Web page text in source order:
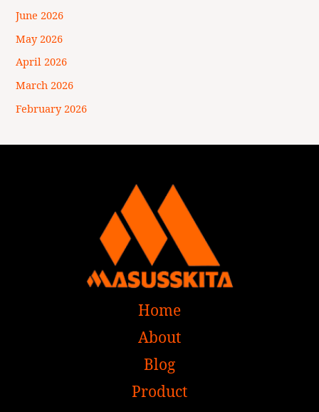
June 2026
May 2026
April 2026
March 2026
February 2026
Home
About
Blog
Product